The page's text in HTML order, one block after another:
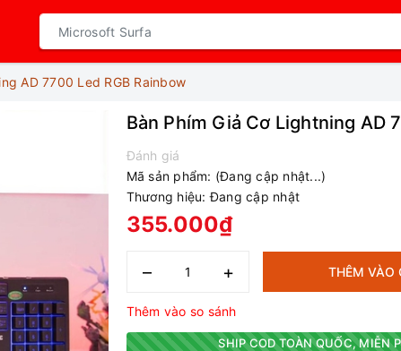
AD 7700 Led RGB Rainbow
Bàn Phím Giả Cơ Lightning AD
Đánh giá
Mã sản phẩm: (Đang cập nhật...)
Thương hiệu: Đang cập nhật
355.000₫
– + THÊM VÀO
Thêm vào so sánh
SHIP COD TOÀN QUỐC, MIỄN